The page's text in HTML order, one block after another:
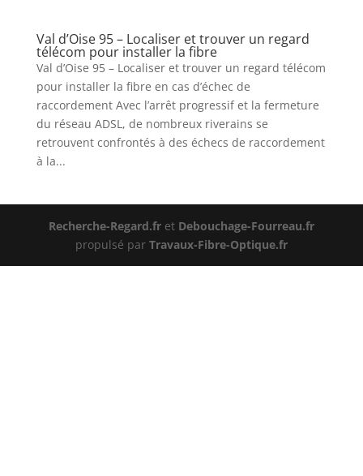
Val d’Oise 95 – Localiser et trouver un regard
télécom pour installer la fibre
Val d’Oise 95 – Localiser et trouver un regard télécom
pour installer la fibre en cas d’échec de
raccordement Avec l’arrêt progressif et la fermeture
du réseau ADSL, de nombreux riverains se
retrouvent confrontés à des échecs de raccordement
à la...
Recherche-Regard.fret Debouchage-Fourreau.fr
propulsé par Travaux-Fibre-Optique.fr